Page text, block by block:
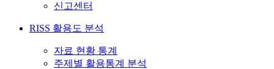
신고센터
RISS 활용도 분석
자료 현황 통계
주제별 활용통계 분석